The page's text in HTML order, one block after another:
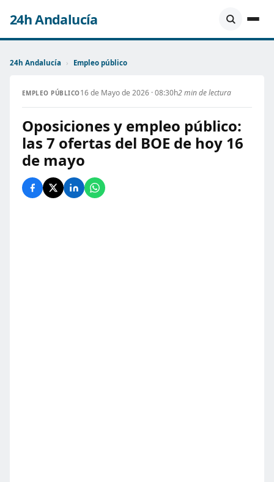
24h Andalucía
24h Andalucía › Empleo público
EMPLEO PÚBLICO16 de Mayo de 2026 · 08:30h2 min de lectura
Oposiciones y empleo público:
las 7 ofertas del BOE de hoy 16
de mayo